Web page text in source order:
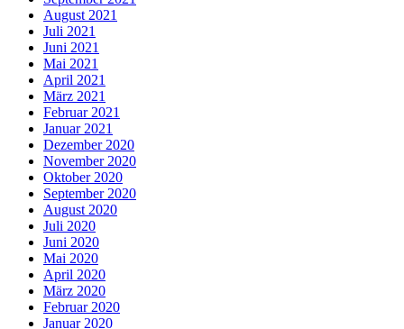
August 2021
Juli 2021
Juni 2021
Mai 2021
April 2021
März 2021
Februar 2021
Januar 2021
Dezember 2020
November 2020
Oktober 2020
September 2020
August 2020
Juli 2020
Juni 2020
Mai 2020
April 2020
März 2020
Februar 2020
Januar 2020